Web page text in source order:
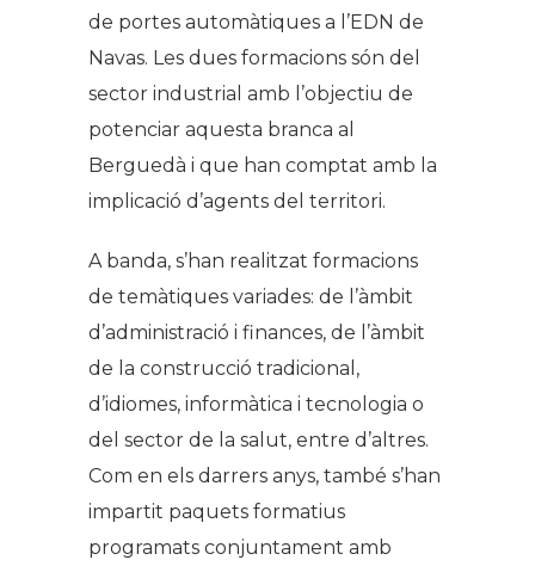
de portes automàtiques a l’EDN de
Navas. Les dues formacions són del
sector industrial amb l’objectiu de
potenciar aquesta branca al
Berguedà i que han comptat amb la
implicació d’agents del territori.
A banda, s’han realitzat formacions
de temàtiques variades: de l’àmbit
d’administració i finances, de l’àmbit
de la construcció tradicional,
d’idiomes, informàtica i tecnologia o
del sector de la salut, entre d’altres.
Com en els darrers anys, també s’han
impartit paquets formatius
programats conjuntament amb